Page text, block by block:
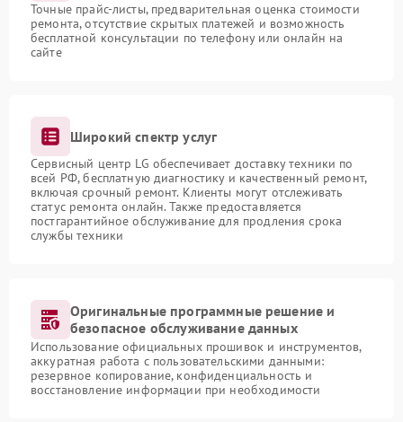
Точные прайс-листы, предварительная оценка стоимости
ремонта, отсутствие скрытых платежей и возможность
бесплатной консультации по телефону или онлайн на
сайте
Широкий спектр услуг
Сервисный центр LG обеспечивает доставку техники по
всей РФ, бесплатную диагностику и качественный ремонт,
включая срочный ремонт. Клиенты могут отслеживать
статус ремонта онлайн. Также предоставляется
постгарантийное обслуживание для продления срока
службы техники
Оригинальные программные решение и
безопасное обслуживание данных
Использование официальных прошивок и инструментов,
аккуратная работа с пользовательскими данными:
резервное копирование, конфиденциальность и
восстановление информации при необходимости